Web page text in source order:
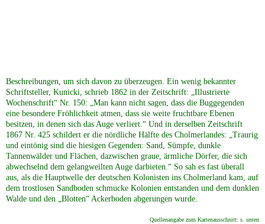
Heimat GALIZIEN
UKRAINE
CHOLMERLAND
Beschreibungen, um sich davon zu überzeugen. Ein wenig bekannter
Schriftsteller, Kunicki, schrieb 1862 in der Zeitschrift: „Illustrierte
Wochenschrift“ Nr. 150: „Man kann nicht sagen, dass die Buggegenden
eine besondere Fröhlichkeit atmen, dass sie weite fruchtbare Ebenen
besitzen, in denen sich das Auge verliert.“ Und in derselben Zeitschrift
1867 Nr. 425 schildert er die nördliche Hälfte des Cholmerlandes: „Traurig
und eintönig sind die hiesigen Gegenden: Sand, Sümpfe, dunkle
Tannenwälder und Flächen, dazwischen graue, ärmliche Dörfer, die sich
abwechselnd dem gelangweilten Auge darbieten.“ So sah es fast überall
aus, als die Hauptwelle der deutschen Kolonisten ins Cholmerland kam, auf
dem trostlosen Sandboden schmucke Kolonien entstanden und dem dunklen
Walde und den „Blotten“ Ackerboden abgerungen wurde.
Quellenangabe zum Kartenausschnitt: s. unten